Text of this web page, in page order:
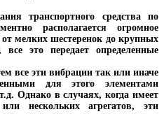
транспортного средства по
располагается огромное
мелких шестеренок до крупных
это передает определенные
все эти вибрации так или иначе
для этого элементами
Однако в случаях, когда имеет
нескольких агрегатов, эти